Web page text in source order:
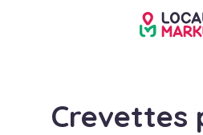
Crevettes